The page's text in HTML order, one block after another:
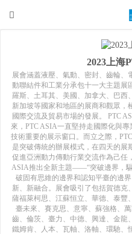
2023上海
展會涵蓋液壓、氣動、密封、齒輪
動聯結件和工業分承包十一大主題展
羅斯、土耳其、美國、加拿大、巴西
新加坡等國家和地區的展商和觀眾，
國際交流及貿易市場的發展。 PTC
來，PTC ASIA一直堅持走國際化與
技術重要的展示窗口。而立之際，
是突破傳統的辦展模式，在四天的
促進亞洲動力傳動行業交流作為己任
ASIA推出全新主題——“突破邊界，
破固有思維的邊界和認知平臺的邊
新、新融合。展會吸引了包括賀德克
薩福萊柯思、江蘇恒立、華德、泰豐
臺未來、賽克思、意寧、蘇強格、
齒、倫茨、臺力、中德、興達、金龍
鐵姆肯、人本、瓦軸、洛軸、環馳、